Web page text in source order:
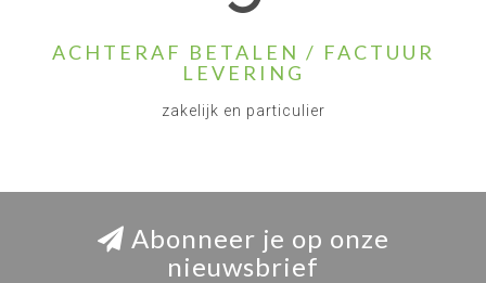
ACHTERAF BETALEN / FACTUUR
LEVERING
zakelijk en particulier
Abonneer je op onze
nieuwsbrief